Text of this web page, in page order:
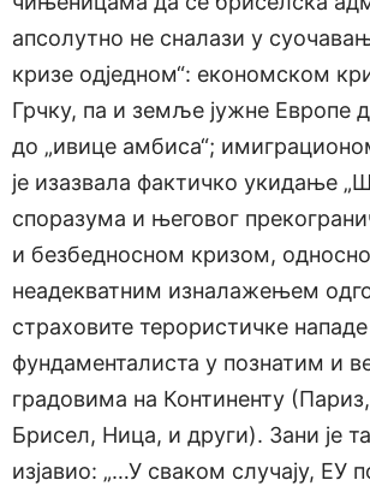
апсолутно не сналази у
кризе одједном“: економском
Грчку, па и земље јужне Европе
до „ивице амбиса“;
је изазвала фактичко укидање
споразума и његовог
и безбедносном кризом, односно
неадекватним изналажењем
страховите терористичке
фундаменталиста у познатим и
градовима на Континенту
Брисел, Ница, и други). Зани је
изјавио: „…У сваком случају, ЕУ